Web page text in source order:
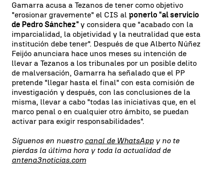
Gamarra acusa a Tezanos de tener como objetivo
"erosionar gravemente" el CIS al ponerlo "al servicio
de Pedro Sánchez"y considera que "acabado con la
imparcialidad, la objetividad y la neutralidad que esta
institución debe tener". Después de que Alberto Núñez
Feijóo anunciara hace unos meses su intención de
llevar a Tezanos a los tribunales por un posible delito
de malversación, Gamarra ha señalado que el PP
pretende "llegar hasta el final" con esta comisión de
investigación y después, con las conclusiones de la
misma, llevar a cabo "todas las iniciativas que, en el
marco penal o en cualquier otro ámbito, se puedan
activar para exigir responsabilidades".
Síguenos en nuestro canal de WhatsAppy no te
pierdas la última hora y toda la actualidad de
antena3noticias.com